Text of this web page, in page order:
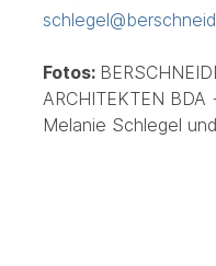
Fotos:
ARCHITEKTEN BDA
Melanie Schlegel